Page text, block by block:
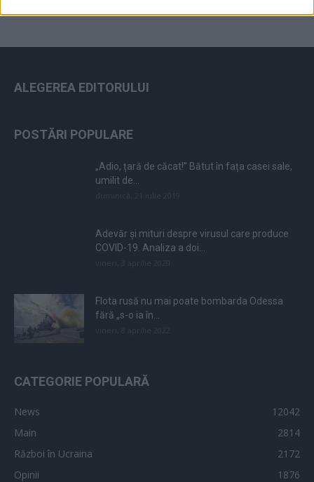
ALEGEREA EDITORULUI
POSTĂRI POPULARE
„Adio, țară de căcat!” Bătut în fața casei sale,
umilit de...
Adevăr și mituri despre virusul care produce
COVID-19. Analiza a doi...
Flota rusă nu mai poate bombarda Odessa
fără „s-o ia în...
CATEGORIE POPULARĂ
News
12042
Main
2814
Război în Ucraina
2172
Opinii
1876